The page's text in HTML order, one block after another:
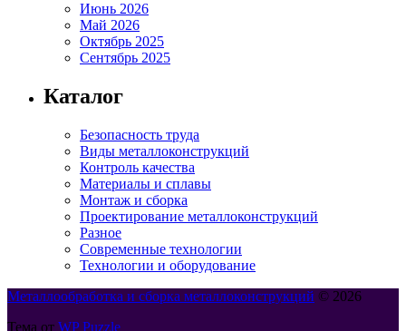
Июнь 2026
Май 2026
Октябрь 2025
Сентябрь 2025
Каталог
Безопасность труда
Виды металлоконструкций
Контроль качества
Материалы и сплавы
Монтаж и сборка
Проектирование металлоконструкций
Разное
Современные технологии
Технологии и оборудование
Металлообработка и сборка металлоконструкций © 2026
Тема от WP Puzzle